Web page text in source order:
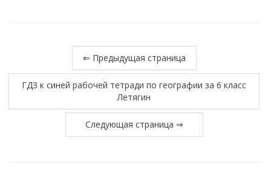
⇐ Предыдущая страница
ГДЗ к синей рабочей тетради по географии за 6 класс
Летягин
Следующая страница ⇒